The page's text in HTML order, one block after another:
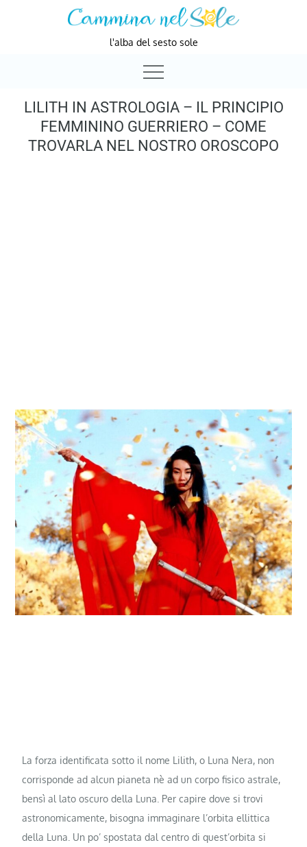
l'alba del sesto sole
LILITH IN ASTROLOGIA – IL PRINCIPIO
FEMMININO GUERRIERO – COME
TROVARLA NEL NOSTRO OROSCOPO
La forza identificata sotto il nome Lilith, o Luna Nera, non
corrisponde ad alcun pianeta nè ad un corpo fisico astrale,
bensì al lato oscuro della Luna. Per capire dove si trovi
astronomicamente, bisogna immaginare l’orbita ellittica
della Luna. Un po’ spostata dal centro di quest’orbita si